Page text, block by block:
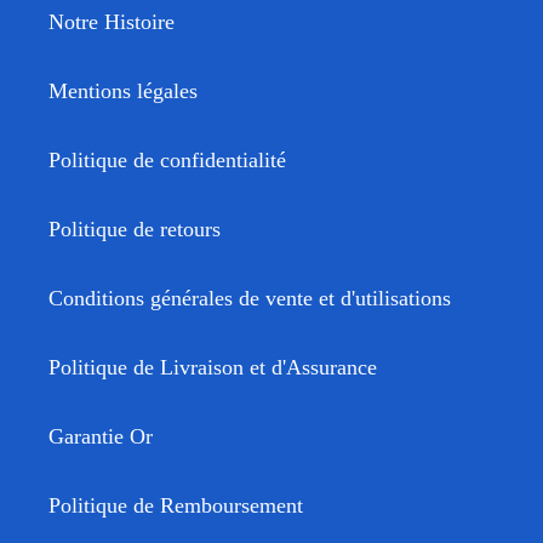
Notre Histoire
Mentions légales
Politique de confidentialité
Politique de retours
Conditions générales de vente et d'utilisations
Politique de Livraison et d'Assurance
Garantie Or
Politique de Remboursement